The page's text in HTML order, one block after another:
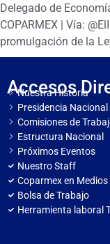
Delegado de
COPARMEX | Vía:
promulgación de la
Accesos
Nuestra Historia
Presidencia Nacional
Comisiones de
Estructura Nacional
Próximos Eventos
Nuestro Staff
Coparmex en Medios
Bolsa de Trabajo
Herramienta laboral